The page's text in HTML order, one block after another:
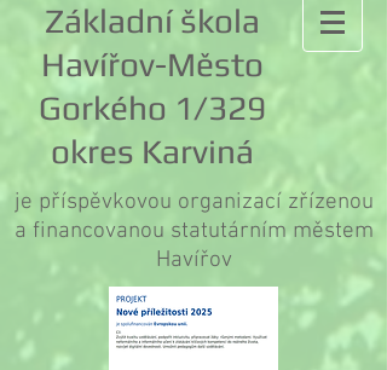
Základní škola
Havířov-Město
Gorkého 1/329
okres Karviná
je příspěvkovou organizací zřízenou
a financovanou statutárním městem
Havířov